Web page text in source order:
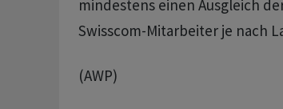
mindestens einen Ausgleich
Swisscom-Mitarbeiter je nach
(AWP)